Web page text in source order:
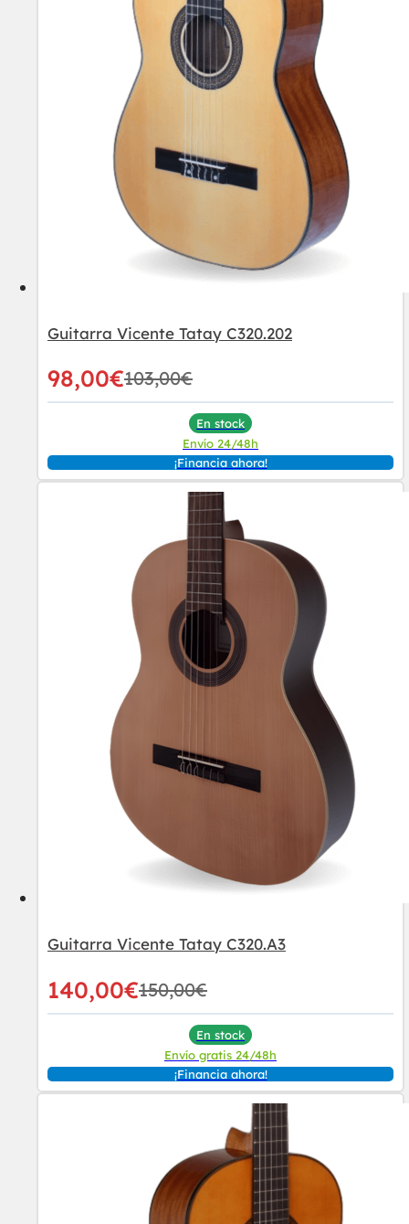
Guitarra Vicente Tatay C320.202
98,00€103,00€
En stock
Envío 24/48h
¡Financia ahora!
Guitarra Vicente Tatay C320.A3
140,00€150,00€
En stock
Envío gratis 24/48h
¡Financia ahora!